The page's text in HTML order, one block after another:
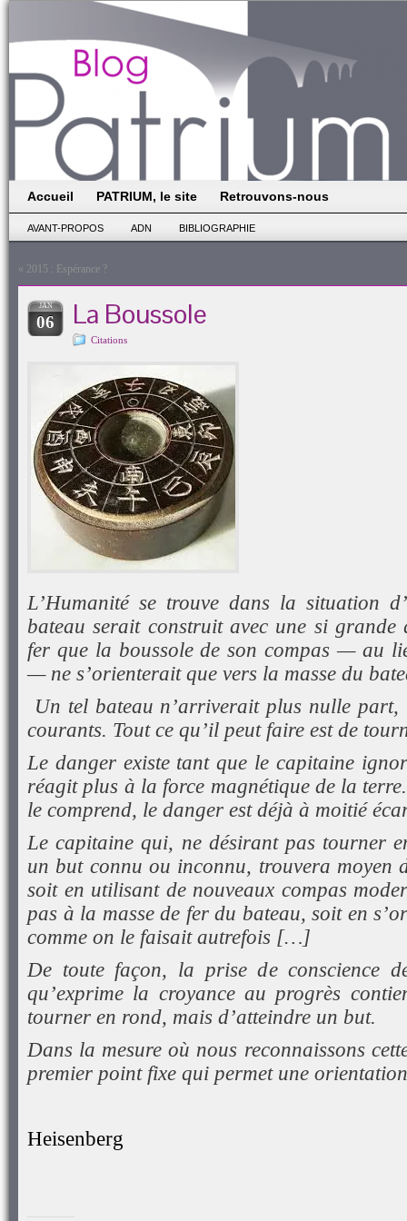
Accueil PATRIUM, le site Retrouvons-nous
AVANT-PROPOS ADN BIBLIOGRAPHIE
« 2015 : Espérance ?
JAN
06 La Boussole
Citations
L’Humanité se trouve dans la situation
bateau serait construit avec une si grande
fer que la boussole de son compas — au
— ne s’orienterait que vers la masse du
Un tel bateau n’arriverait plus nulle part,
courants. Tout ce qu’il peut faire est de
Le danger existe tant que le capitaine
réagit plus à la force magnétique de la
le comprend, le danger est déjà à moitié
Le capitaine qui, ne désirant pas tourner
un but connu ou inconnu, trouvera moyen
soit en utilisant de nouveaux compas
pas à la masse de fer du bateau, soit en
comme on le faisait autrefois […]
De toute façon, la prise de conscience
qu’exprime la croyance au progrès
tourner en rond, mais d’atteindre un but.
Dans la mesure où nous reconnaissons
premier point fixe qui permet une
Heisenberg